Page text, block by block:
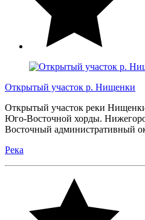
Открытый участок р. Нищенки
Открытый участок реки
Юго-Восточной хорды.
Восточный административный
Река